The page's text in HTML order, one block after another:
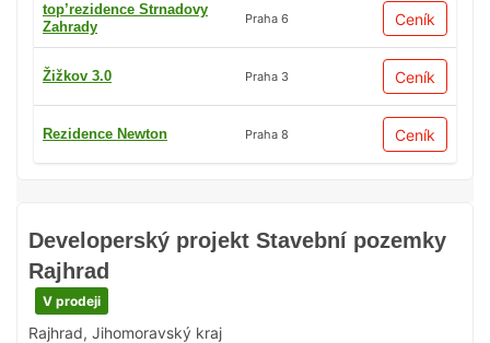
Developerský projekt Stavební pozemky
Rajhrad
V prodeji
Rajhrad, Jihomoravský kraj
top’rezidence Strnadovy
Zahrady
Praha 6 Ceník
Žižkov 3.0 Praha 3 Ceník
Rezidence Newton Praha 8 Ceník